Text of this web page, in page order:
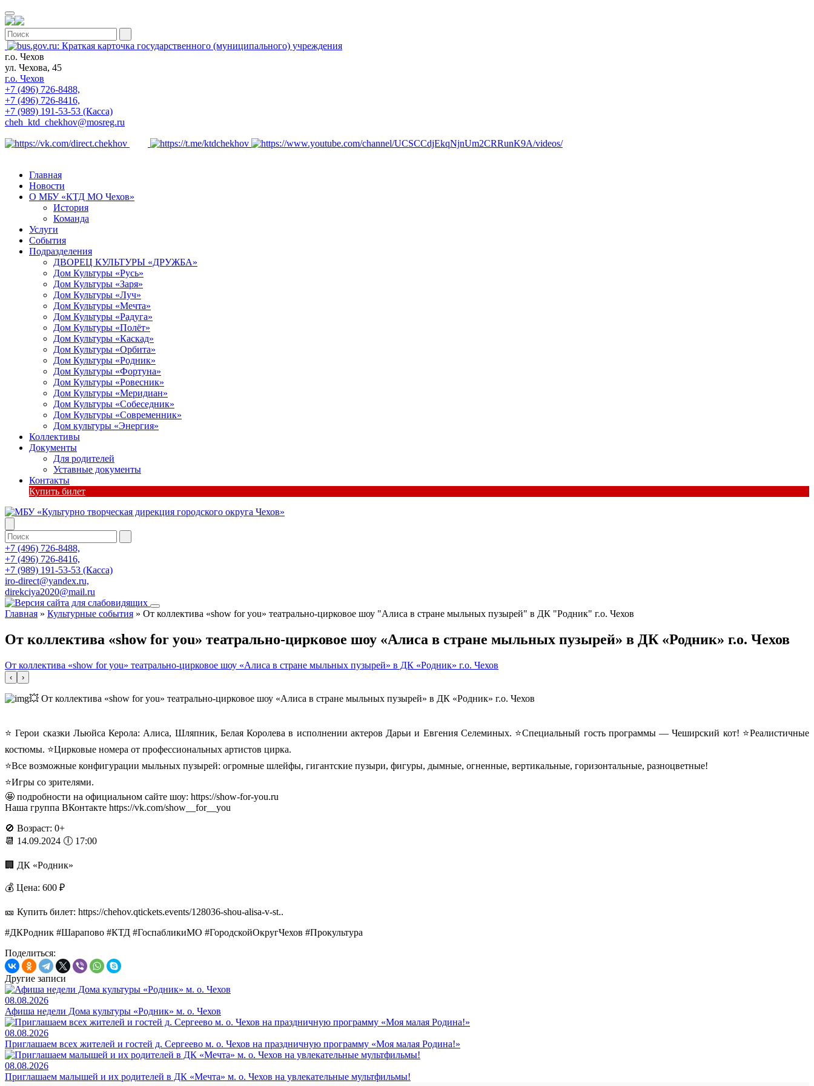
г.о. Чехов
ул. Чехова, 45
г.о. Чехов
+7 (496) 726-8488,
+7 (496) 726-8416,
+7 (989) 191-53-53 (Касса)
cheh_ktd_chekhov@mosreg.ru
Главная
Новости
О МБУ «КТД МО Чехов»
История
Команда
Услуги
События
Подразделения
ДВОРЕЦ КУЛЬТУРЫ «ДРУЖБА»
Дом Культуры «Русь»
Дом Культуры «Заря»
Дом Культуры «Луч»
Дом Культуры «Мечта»
Дом Культуры «Радуга»
Дом Культуры «Полёт»
Дом Культуры «Каскад»
Дом Культуры «Орбита»
Дом Культуры «Родник»
Дом Культуры «Фортуна»
Дом Культуры «Ровесник»
Дом Культуры «Меридиан»
Дом Культуры «Собеседник»
Дом Культуры «Современник»
Дом культуры «Энергия»
Коллективы
Документы
Для родителей
Уставные документы
Контакты
Купить билет
+7 (496) 726-8488,
+7 (496) 726-8416,
+7 (989) 191-53-53 (Касса)
iro-direct@yandex.ru,
direkciya2020@mail.ru
Главная » Культурные события » От коллектива «show for you» театрально-цирковое шоу "Алиса в стране мыльных пузырей" в ДК "Родник" г.о. Чехов
От коллектива «show for you» театрально-цирковое шоу «Алиса в стране мыльных пузырей» в ДК «Родник» г.о. Чехов
От коллектива «show for you» театрально-цирковое шоу «Алиса в стране мыльных пузырей» в ДК «Родник» г.о. Чехов
‹ ›
💥 От коллектива «show for you» театрально-цирковое шоу «Алиса в стране мыльных пузырей» в ДК «Родник» г.о. Чехов
⭐ Герои сказки Льюйса Керола: Алиса, Шляпник, Белая Королева в исполнении актеров Дарьи и Евгения Селеминых. ⭐️Специальный гость программы — Чеширский кот! ⭐️Реалистичные
костюмы. ⭐️Цирковые номера от профессиональных артистов цирка.
⭐️Все возможные конфигурации мыльных пузырей: огромные шлейфы, гигантские пузыри, фигуры, дымные, огненные, вертикальные, горизонтальные, разноцветные!
⭐️Игры со зрителями.
🤩 подробности на официальном сайте шоу: https://show-for-you.ru
Наша группа ВКонтакте https://vk.com/show__for__you
🚫 Возраст: 0+
📆 14.09.2024 🕕 17:00
🏢 ДК «Родник»
💰 Цена: 600 ₽
🎫 Купить билет: https://chehov.qtickets.events/128036-shou-alisa-v-st..
#ДКРодник #Шарапово #КТД #ГоспабликиМО #ГородскойОкругЧехов #Прокультура
Поделиться:
Другие записи
08.08.2026
Афиша недели Дома культуры «Родник» м. о. Чехов
08.08.2026
Приглашаем всех жителей и гостей д. Сергеево м. о. Чехов на праздничную программу «Моя малая Родина!»
08.08.2026
Приглашаем малышей и их родителей в ДК «Мечта» м. о. Чехов на увлекательные мультфильмы!